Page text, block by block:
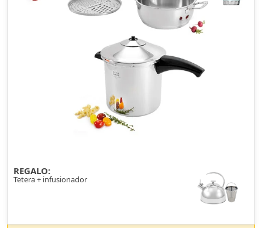
REGALO:
Tetera + infusionador